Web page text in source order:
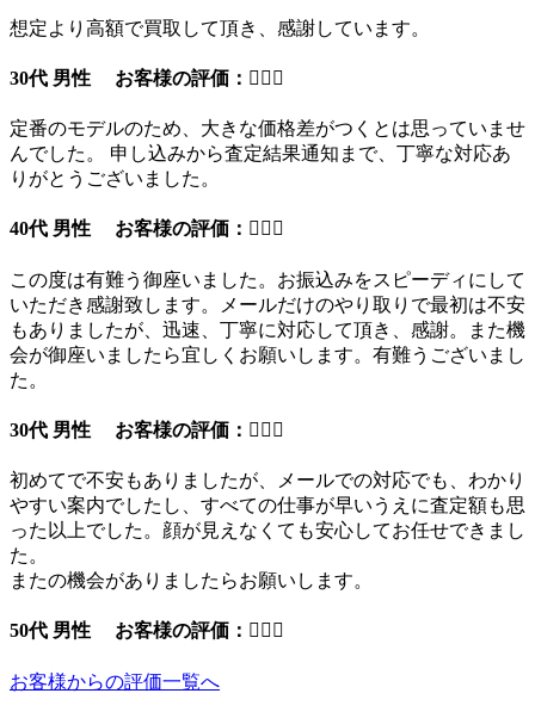
想定より高額で買取して頂き、感謝しています。
30代 男性 お客様の評価：
定番のモデルのため、大きな価格差がつくとは思っていませ
んでした。 申し込みから査定結果通知まで、丁寧な対応あ
りがとうございました。
40代 男性 お客様の評価：
この度は有難う御座いました。お振込みをスピーディにして
いただき感謝致します。メールだけのやり取りで最初は不安
もありましたが、迅速、丁寧に対応して頂き、感謝。また機
会が御座いましたら宜しくお願いします。有難うございまし
た。
30代 男性 お客様の評価：
初めてで不安もありましたが、メールでの対応でも、わかり
やすい案内でしたし、すべての仕事が早いうえに査定額も思
った以上でした。顔が見えなくても安心してお任せできまし
た。
またの機会がありましたらお願いします。
50代 男性 お客様の評価：
お客様からの評価一覧へ